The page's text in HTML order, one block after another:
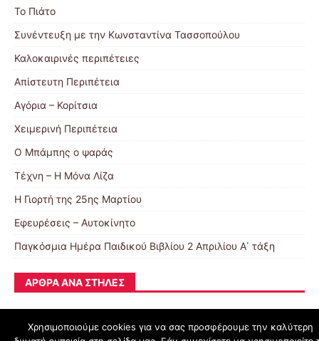
Το Πιάτο
Συνέντευξη με την Κωνσταντίνα Τασσοπούλου
Καλοκαιρινές περιπέτειες
Απίστευτη Περιπέτεια
Αγόρια – Κορίτσια
Χειμερινή Περιπέτεια
Ο Μπάμπης ο ψαράς
Τέχνη – Η Μόνα Λίζα
Η Γιορτή της 25ης Μαρτίου
Εφευρέσεις – Αυτοκίνητο
Παγκόσμια Ημέρα Παιδικού Βιβλίου 2 Απριλίου Α΄ τάξη
ΆΡΘΡΑ ΑΝΆ ΣΤΉΛΕΣ
Χρησιμοποιούμε cookies για να σας προσφέρουμε την καλύτερη